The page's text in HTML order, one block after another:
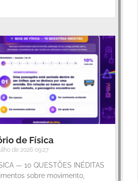
de Física
de 2026 09:27
— 10 QUESTÕES INÉDITAS
sobre movimento,